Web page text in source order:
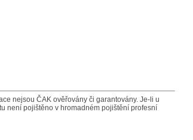
nejsou ČAK ověřovány či garantovány. Je-li u
není pojištěno v hromadném pojištění profesní